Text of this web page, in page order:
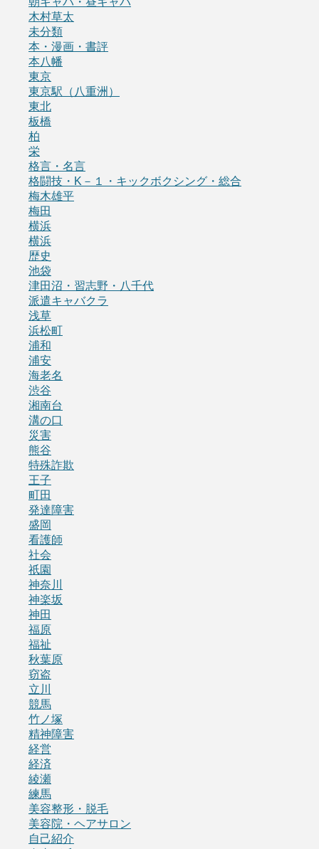
木村草太
未分類
本・漫画・書評
本八幡
東京
東京駅（八重洲）
東北
板橋
柏
栄
格言・名言
格闘技・K－１・キックボクシング・総合
梅木雄平
梅田
横浜
横浜
歴史
池袋
津田沼・習志野・八千代
派遣キャバクラ
浅草
浜松町
浦和
浦安
海老名
渋谷
湘南台
溝の口
災害
熊谷
特殊詐欺
王子
町田
発達障害
盛岡
看護師
社会
祇園
神奈川
神楽坂
神田
福原
福祉
秋葉原
窃盗
立川
競馬
竹ノ塚
精神障害
経営
経済
綾瀬
練馬
美容整形・脱毛
美容院・ヘアサロン
自己紹介